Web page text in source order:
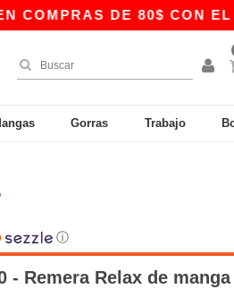
DE 80$ CON EL
Gorras Trabajo
ⓘ
- Remera Relax de